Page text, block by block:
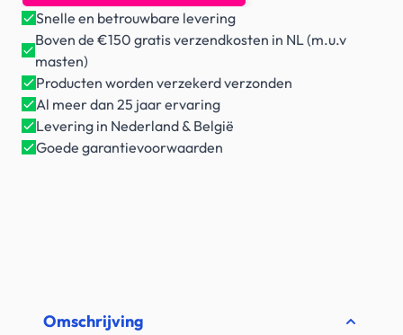
Snelle en betrouwbare levering
Boven de €150 gratis verzendkosten in NL (m.u.v
masten)
Producten worden verzekerd verzonden
Al meer dan 25 jaar ervaring
Levering in Nederland & België
Goede garantievoorwaarden
Omschrijving